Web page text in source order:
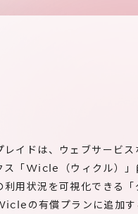
レイドは、ウェブサービ
ス「Wicle（ウィクル）
利用状況を可視化できる
の有償プランに追加す